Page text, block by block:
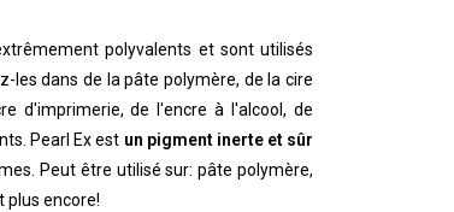
polyvalents et sont utilisés
les dans de la pâte polymère, de la cire
d'imprimerie, de l'encre à l'alcool, de
Pearl Ex est un pigment inerte et sûr
Peut être utilisé sur: pâte polymère,
plus encore!